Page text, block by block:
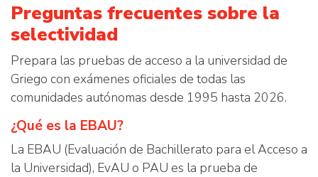
Preguntas frecuentes sobre la
selectividad
Prepara las pruebas de acceso a la universidad de
Griego con exámenes oficiales de todas las
comunidades autónomas desde 1995 hasta 2026.
¿Qué es la EBAU?
La EBAU (Evaluación de Bachillerato para el Acceso a
la Universidad), EvAU o PAU es la prueba de